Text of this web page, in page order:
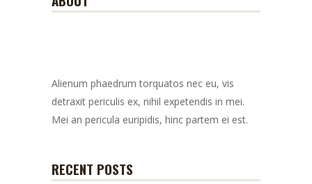
Alienum phaedrum torquatos nec eu, vis
detraxit periculis ex, nihil expetendis in mei.
Mei an pericula euripidis, hinc partem ei est.
RECENT POSTS